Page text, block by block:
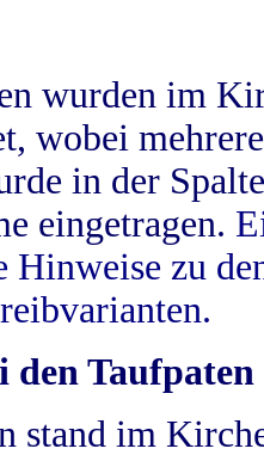
wurden im
wobei
in der
eingetragen.
zu
den Taufpaten
stand im